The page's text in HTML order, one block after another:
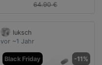
64.90 €
luksch
vor ~1 Jahr
Black Friday -11%